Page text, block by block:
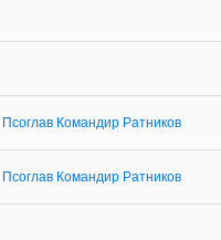
Псоглав Командир Ратников
Псоглав Командир Ратников